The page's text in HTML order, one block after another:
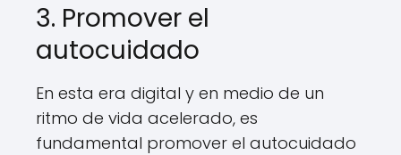
3. Promover el
autocuidado
En esta era digital y en medio de un
ritmo de vida acelerado, es
fundamental promover el autocuidado